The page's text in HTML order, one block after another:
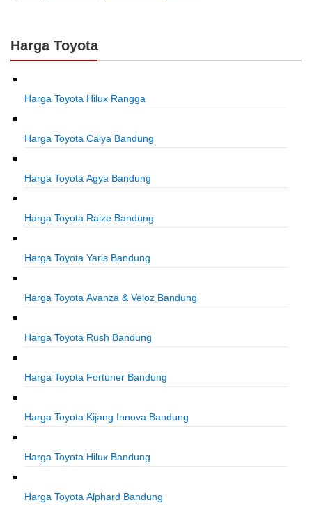
Harga Toyota
Harga Toyota Hilux Rangga
Harga Toyota Calya Bandung
Harga Toyota Agya Bandung
Harga Toyota Raize Bandung
Harga Toyota Yaris Bandung
Harga Toyota Avanza & Veloz Bandung
Harga Toyota Rush Bandung
Harga Toyota Fortuner Bandung
Harga Toyota Kijang Innova Bandung
Harga Toyota Hilux Bandung
Harga Toyota Alphard Bandung